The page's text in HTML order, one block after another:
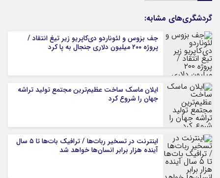
گردشگری‌های مشابه:
جف بزوس و لئوناردو دی‌کاپریو زیر تیغ انتقاد /
پروژه ۲۰۰ میلیون دلاری جنجال به پا کرد
ایلان ماسک ساخت عظیم‌ترین مجتمع تولید تراشه
جهان را شروع کرد
اینترنت در تسخیر ربات‌ها / ترافیک بات‌ها تا ۵ سال
آینده هزار برابر انسان‌ها خواهد شد